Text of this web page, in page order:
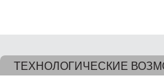
ТЕХНОЛОГИЧЕСКИЕ